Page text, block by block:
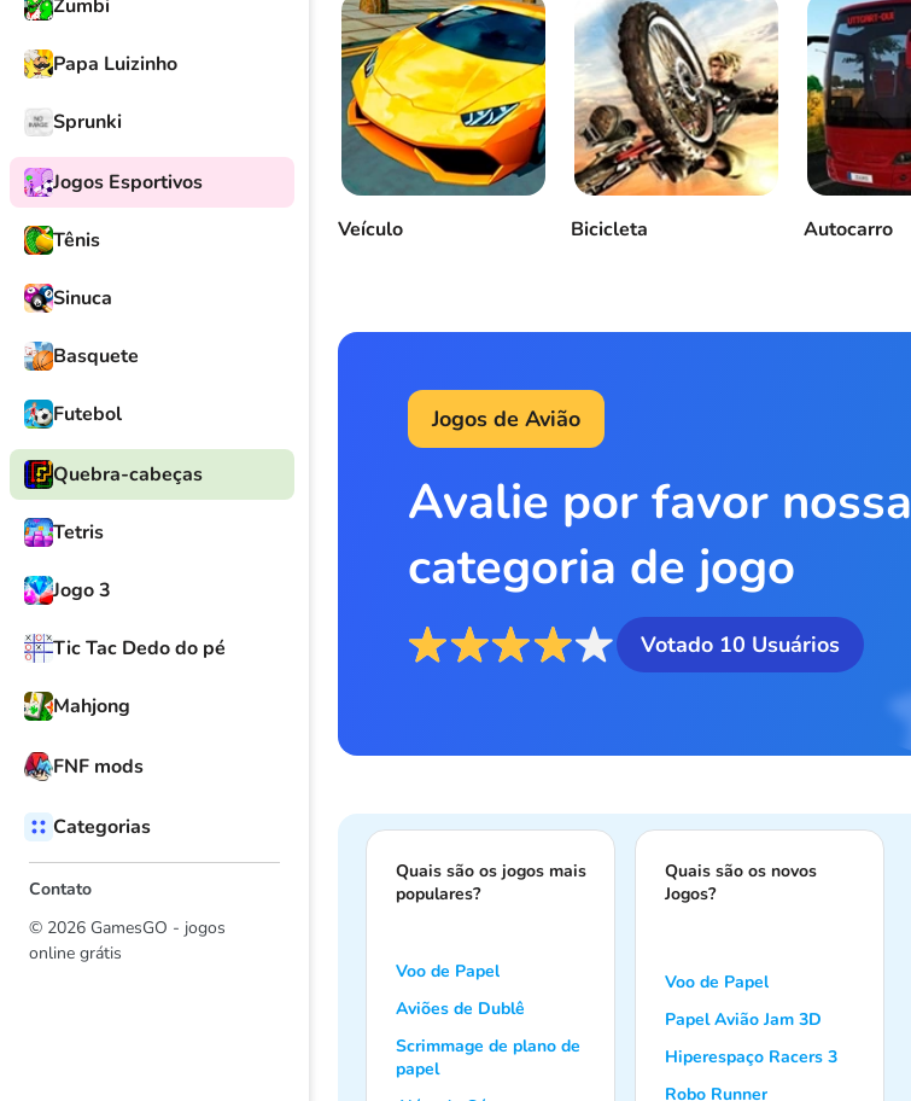
Zumbi
Papa Luizinho
Sprunki
Jogos Esportivos
Tênis
Sinuca
Basquete
Futebol
Quebra-cabeças
Tetris
Jogo 3
Tic Tac Dedo do pé
Mahjong
FNF mods
Categorias
Contato
© 2026 GamesGO - jogos
online grátis
Veículo Bicicleta Autocarro
Jogos de Avião
Avalie por favor nossa
categoria de jogo
Votado 10 Usuários
Quais são os jogos mais
populares?
Voo de Papel
Aviões de Dublê
Scrimmage de plano de
papel
Quais são os novos
Jogos?
Voo de Papel
Papel Avião Jam 3D
Hiperespaço Racers 3
Robo Runner